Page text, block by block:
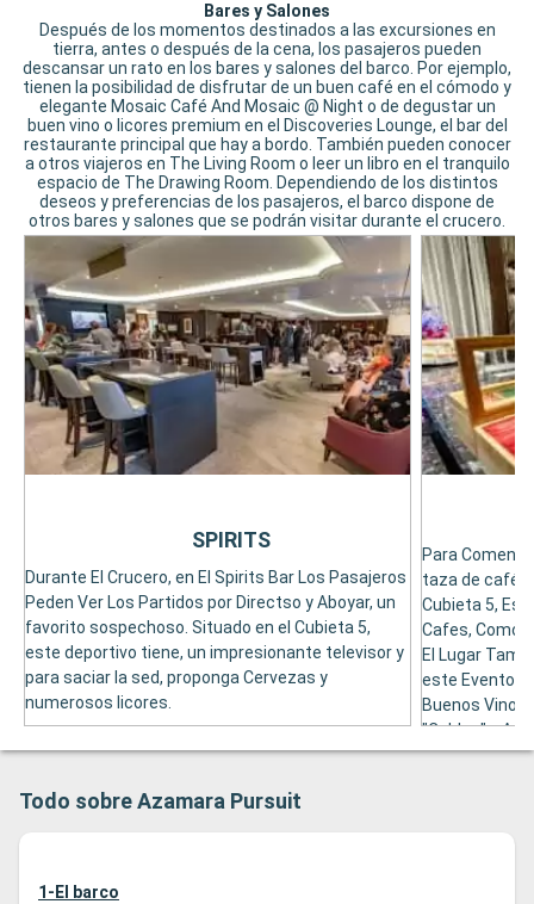
Bares y Salones
Después de los momentos destinados a las excursiones en
tierra, antes o después de la cena, los pasajeros pueden
descansar un rato en los bares y salones del barco. Por ejemplo,
tienen la posibilidad de disfrutar de un buen café en el cómodo y
elegante Mosaic Café And Mosaic @ Night o de degustar un
buen vino o licores premium en el Discoveries Lounge, el bar del
restaurante principal que hay a bordo. También pueden conocer
a otros viajeros en The Living Room o leer un libro en el tranquilo
espacio de The Drawing Room. Dependiendo de los distintos
deseos y preferencias de los pasajeros, el barco dispone de
otros bares y salones que se podrán visitar durante el crucero.
Durante El Crucero, en El Spirits Bar Los Pasajeros
Peden Ver Los Partidos por Directso y Aboyar, un
favorito sospechoso. Situado en el Cubieta 5,
este deportivo tiene, un impresionante televisor y
para saciar la sed, proponga Cervezas y
numerosos licores.
SPIRITS
Para
taza de cafés
Cubieta 5,
Cafes, Como
El Lugar
este Evento
Buenos Vinos
"Caldos" y
Sommeliers.
Todo sobre Azamara Pursuit
1-El barco